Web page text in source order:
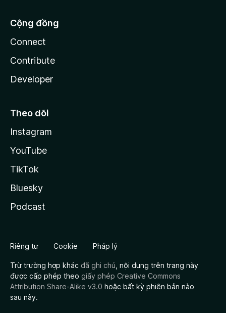
Cộng đồng
Connect
Contribute
Developer
Theo dõi
Instagram
YouTube
TikTok
Bluesky
Podcast
Riêng tư Cookie Pháp lý
Trừ trường hợp khác đã ghi chú , nội dung trên trang này
được cấp phép theo giấy phép Creative Commons
Attribution Share-Alike v3.0 hoặc bất kỳ phiên bản nào
sau này.